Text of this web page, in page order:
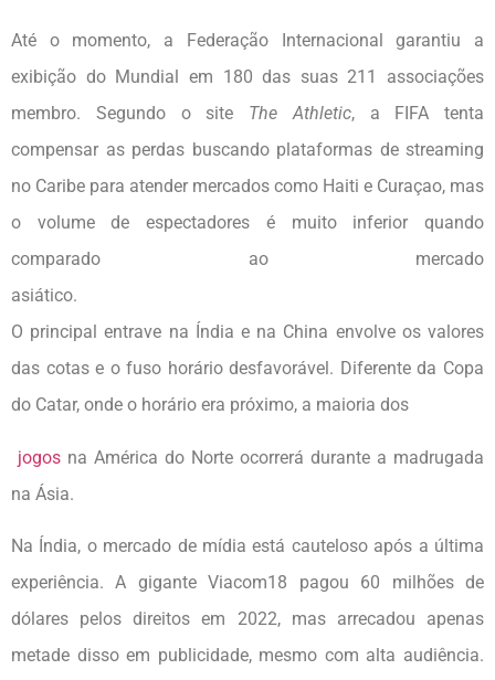
Até o momento, a Federação Internacional garantiu a
exibição do Mundial em 180 das suas 211 associações
membro. Segundo o site The Athletic, a FIFA tenta
compensar as perdas buscando plataformas de streaming
no Caribe para atender mercados como Haiti e Curaçao, mas
o volume de espectadores é muito inferior quando
comparado ao mercado
O principal entrave na Índia e na China envolve os valores
das cotas e o fuso horário desfavorável. Diferente da Copa
do Catar, onde o horário era próximo, a maioria dos
jogos na América do Norte ocorrerá durante a madrugada
na Ásia.
Na Índia, o mercado de mídia está cauteloso após a última
experiência. A gigante Viacom18 pagou 60 milhões de
dólares pelos direitos em 2022, mas arrecadou apenas
metade disso em publicidade, mesmo com alta audiência.